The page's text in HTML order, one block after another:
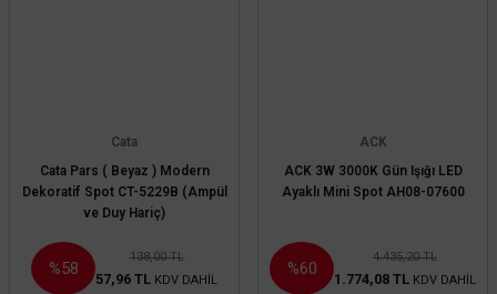
Cata
Cata Pars ( Beyaz ) Modern
Dekoratif Spot CT-5229B (Ampül
ve Duy Hariç)
%58
138,00 TL
57,96 TL KDV DAHİL
ACK
ACK 3W 3000K Gün Işığı LED
Ayaklı Mini Spot AH08-07600
%60
4.435,20 TL
1.774,08 TL KDV DAHİL